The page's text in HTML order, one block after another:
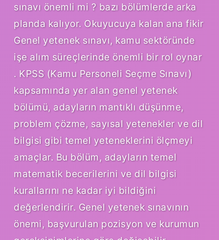
sınavı önemli mi ? bazı bölümlerde arka
planda kalıyor. Okuyucuya kalan ana fikir
Genel yetenek sınavı, kamu sektöründe
işe alım süreçlerinde önemli bir rol oynar
. KPSS (Kamu Personeli Seçme Sınavı)
kapsamında yer alan genel yetenek
bölümü, adayların mantıklı düşünme,
problem çözme, sayısal yetenekler ve dil
bilgisi gibi temel yeteneklerini ölçmeyi
amaçlar. Bu bölüm, adayların temel
matematik becerilerini ve dil bilgisi
kurallarını ne kadar iyi bildiğini
değerlendirir. Genel yetenek sınavının
önemi, başvurulan pozisyon ve kurumun